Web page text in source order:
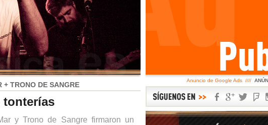
+ TRONO DE SANGRE
tonterías
y Trono de Sangre firmaron un
Anuncio de Google Ads ////